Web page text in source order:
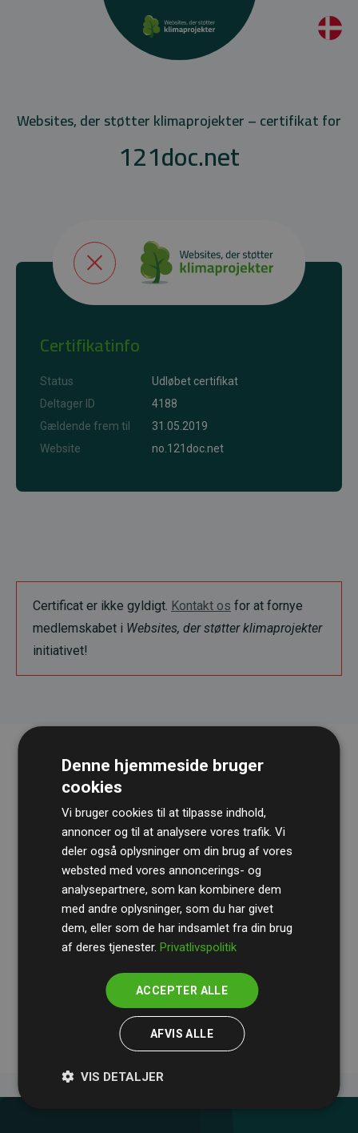
Websites, der støtter klimaprojekter – certifikat for
121doc.net
Certifikatinfo
Status
Udløbet certifikat
Deltager ID
4188
Gældende frem til
31.05.2019
Website
no.121doc.net
Certificat er ikke gyldigt. Kontakt os for at fornye
medlemskabet i Websites, der støtter klimaprojekter
initiativet!
RevisionshusetBDOgennemgår løbende vores
beregninger og metode for at sikre gennemsigtighed
og pålidelighed.
Deres revision dokumenterer, at vores investeringer i
medlemmernes websites estimerede CO₂-
Denne hjemmeside bruger
cookies
Vi bruger cookies til at tilpasse indhold,
annoncer og til at analysere vores trafik. Vi
deler også oplysninger om din brug af vores
websted med vores annoncerings- og
analysepartnere, som kan kombinere dem
med andre oplysninger, som du har givet
dem, eller som de har indsamlet fra din brug
af deres tjenester.Privatlivspolitik
ACCEPTER ALLE
AFVIS ALLE
VIS DETALJER